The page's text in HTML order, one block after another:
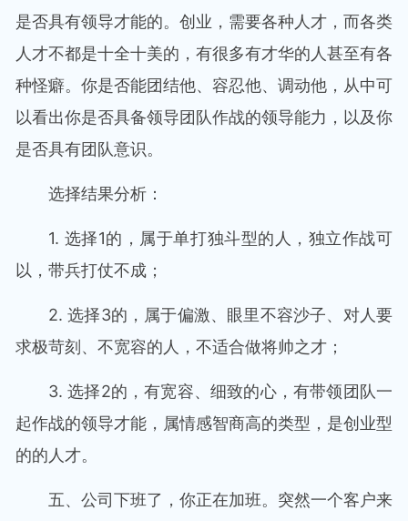
是否具有领导才能的。创业，需要各种人才，而各类
人才不都是十全十美的，有很多有才华的人甚至有各
种怪癖。你是否能团结他、容忍他、调动他，从中可
以看出你是否具备领导团队作战的领导能力，以及你
是否具有团队意识。
选择结果分析：
1. 选择1的，属于单打独斗型的人，独立作战可
以，带兵打仗不成；
2. 选择3的，属于偏激、眼里不容沙子、对人要
求极苛刻、不宽容的人，不适合做将帅之才；
3. 选择2的，有宽容、细致的心，有带领团队一
起作战的领导才能，属情感智商高的类型，是创业型
的的人才。
五、公司下班了，你正在加班。突然一个客户来